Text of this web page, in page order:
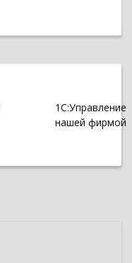
1С:Управление
нашей фирмой